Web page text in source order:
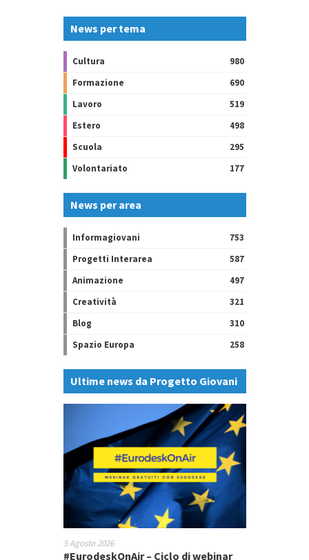
News per tema
Cultura
980
Formazione
690
Lavoro
519
Estero
498
Scuola
295
Volontariato
177
News per area
Informagiovani
753
Progetti Interarea
587
Animazione
497
Creatività
321
Blog
310
Spazio Europa
258
Ultime news da Progetto Giovani
5 Agosto 2026
#EurodeskOnAir – Ciclo di webinar